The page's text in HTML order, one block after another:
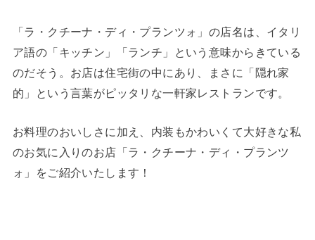
「ラ・クチーナ・ディ・プランツォ」の店名は、イタリ
ア語の「キッチン」「ランチ」という意味からきている
のだそう。お店は住宅街の中にあり、まさに「隠れ家
的」という言葉がピッタリな一軒家レストランです。
お料理のおいしさに加え、内装もかわいくて大好きな私
のお気に入りのお店「ラ・クチーナ・ディ・プランツ
ォ」をご紹介いたします！